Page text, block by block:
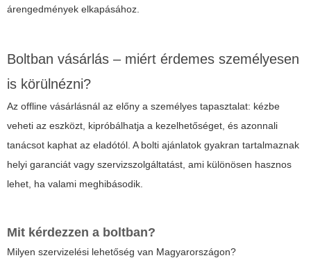
árengedmények elkapásához.
Boltban vásárlás – miért érdemes személyesen
is körülnézni?
Az offline vásárlásnál az előny a személyes tapasztalat: kézbe
veheti az eszközt, kipróbálhatja a kezelhetőséget, és azonnali
tanácsot kaphat az eladótól. A bolti ajánlatok gyakran tartalmaznak
helyi garanciát vagy szervizszolgáltatást, ami különösen hasznos
lehet, ha valami meghibásodik.
Mit kérdezzen a boltban?
Milyen szervizelési lehetőség van Magyarországon?